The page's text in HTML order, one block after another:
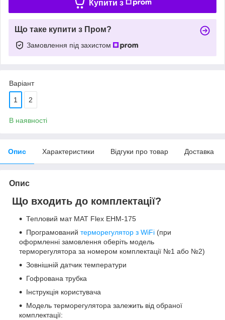
Купити з
Що таке купити з Пром?
Замовлення під захистом
Варіант
1 2
В наявності
Опис Характеристики Відгуки про товар Доставка
Опис
Що входить до комплектації?
Тепловий мат МАТ Flex EHM-175
Програмований терморегулятор з WiFi (при
оформленні замовлення оберіть модель
терморегулятора за номером комплектації №1 або №2)
Зовнішній датчик температури
Гофрована трубка
Інструкція користувача
Модель терморегулятора залежить від обраної
комплектації: